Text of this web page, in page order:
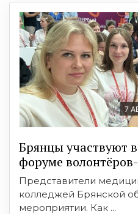
7
Брянцы участвуют
форуме
Представители
колледжей Брянской
мероприятии. Как ...